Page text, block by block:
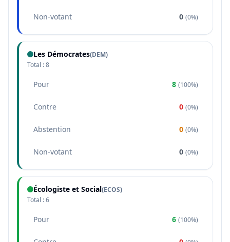
Non-votant 0 (0%)
Les Démocrates(DEM)
Total :8
Pour 8 (100%)
Contre 0 (0%)
Abstention 0 (0%)
Non-votant 0 (0%)
Écologiste et Social(ECOS)
Total :6
Pour 6 (100%)